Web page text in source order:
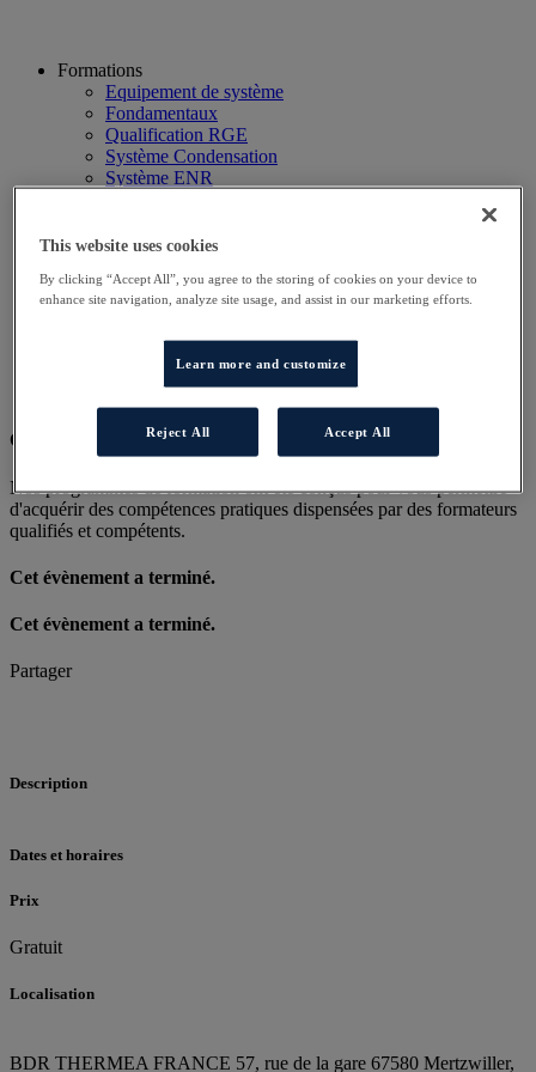
Formations
Equipement de système
Fondamentaux
Qualification RGE
Système Condensation
Système ENR
Webinaire
Hôtels
Planning
Particulier
Professionnel
Cet évènement a terminé.
Nos programmes de formation ont été conçus pour vous permettre
d'acquérir des compétences pratiques dispensées par des formateurs
qualifiés et compétents.
Cet évènement a terminé.
Cet évènement a terminé.
Partager
Description
Dates et horaires
Prix
Gratuit
Localisation
BDR THERMEA FRANCE 57, rue de la gare 67580 Mertzwiller,
This website uses cookies
By clicking “Accept All”, you agree to the storing of cookies on your device to
enhance site navigation, analyze site usage, and assist in our marketing efforts.
Learn more and customize
Reject All Accept All